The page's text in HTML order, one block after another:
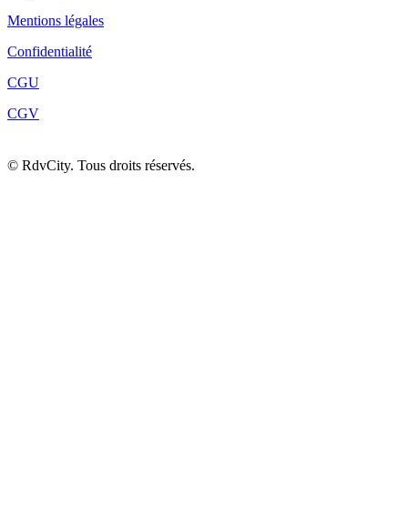
Mentions légales
Confidentialité
CGU
CGV
© RdvCity. Tous droits réservés.